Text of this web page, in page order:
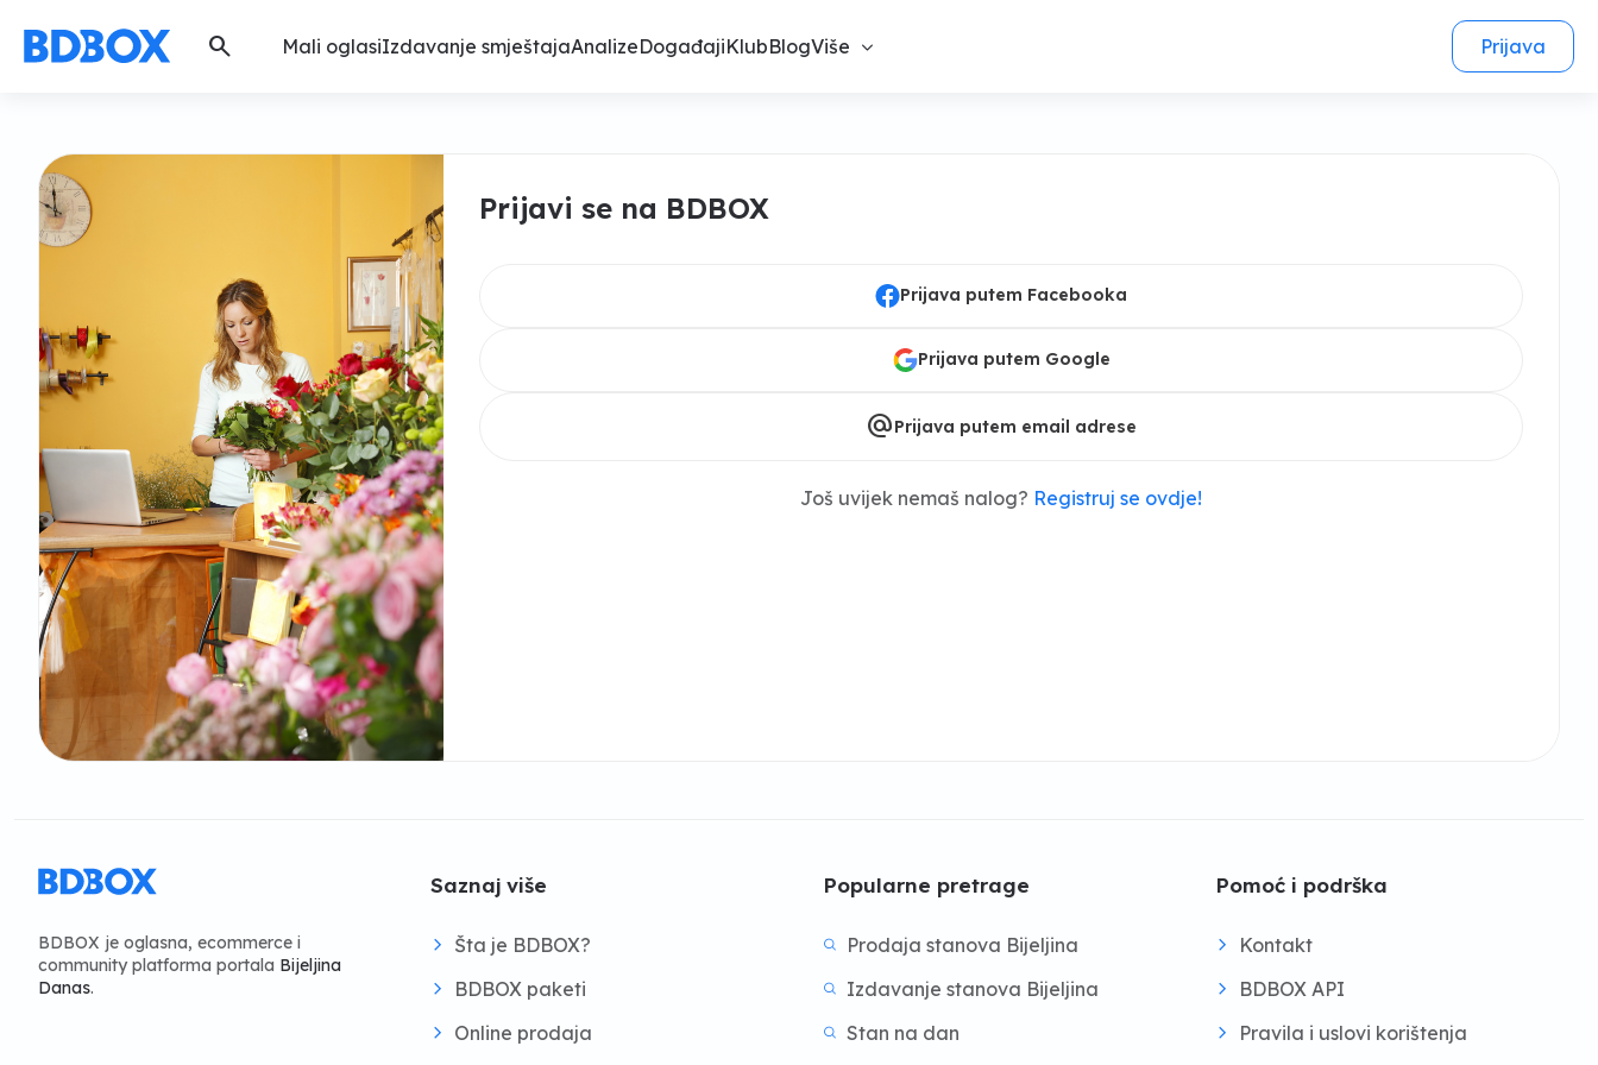
search Mali oglasiIzdavanje smještajaAnalizeDogađajiKlubBlogViše Prijava
Prijavi se na BDBOX
Prijava putem Facebooka
Prijava putem Google
alternate_emailPrijava putem email adrese
Još uvijek nemaš nalog? Registruj se ovdje!
BDBOX je oglasna, ecommerce i
community platforma portala Bijeljina
Danas.
Saznaj više
Šta je BDBOX?
BDBOX paketi
Online prodaja
Popularne pretrage
Prodaja stanova Bijeljina
Izdavanje stanova Bijeljina
Stan na dan
Pomoć i podrška
Kontakt
BDBOX API
Pravila i uslovi korištenja